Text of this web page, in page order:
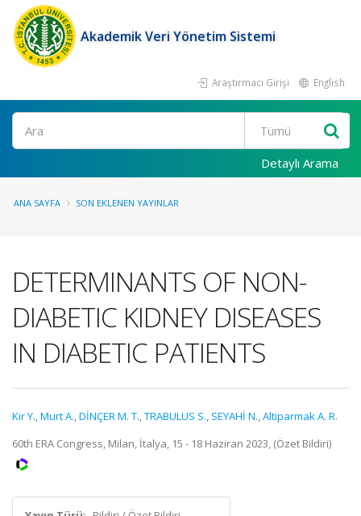
Akademik Veri Yönetim Sistemi
Araştırmacı Girişi English
Ara
Detaylı Arama
ANA SAYFA SON EKLENEN YAYINLAR
DETERMINANTS OF NON-
DIABETIC KIDNEY DISEASES
IN DIABETIC PATIENTS
Kir Y.,Murt A.,DİNÇER M. T.,TRABULUS S., SEYAHİ N.,Altiparmak A. R.
60th ERA Congress, Milan, İtalya, 15 - 18 Haziran 2023, (Özet Bildiri)